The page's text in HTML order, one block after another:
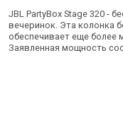
JBL PartyBox Stage 320 -
вечеринок. Эта колонка
обеспечивает еще более
Заявленная мощность